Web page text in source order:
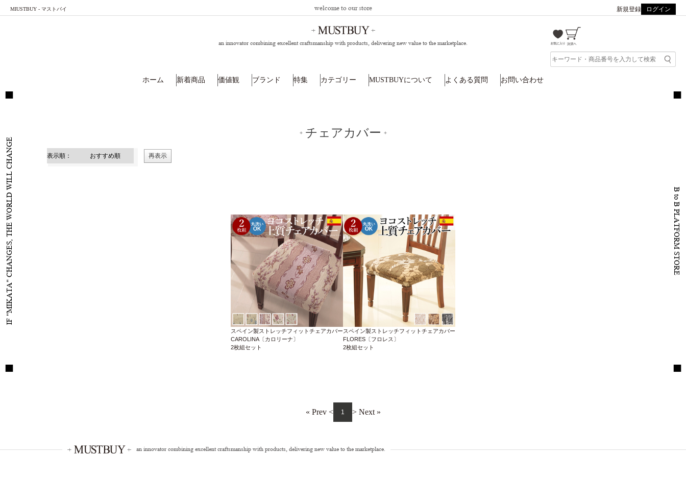
MIUSTBUY - マストバイ welcome to our store 新規登録 ログイン
an innovator combining excellent craftsmanship with products,delivering new value to the marketplace.
ホーム 新着商品 価値観 ブランド 特集 カテゴリー MUSTBUYについて よくある質問 お問い合わせ
チェアカバー
スペイン製ストレッチフィットチェアカバー
CAROLINA〔カロリーナ〕
2枚組セット
スペイン製ストレッチフィットチェアカバー
FLORES〔フロレス〕
2枚組セット
« Prev < 1 > Next »
IF "MIKATA" CHANGES, THE WORLD WILL CHANGE B to B PLATFORM STORE
an innovator combining excellent craftsmanship with products, delivering new value to the marketplace.